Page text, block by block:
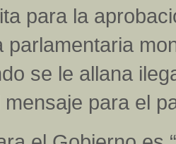
para la
parlamentaria
se le allana
para el